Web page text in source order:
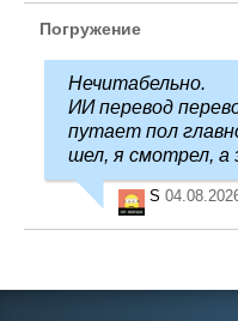
Погружение
Нечитабельно.
ИИ перевод
путает пол
шел, я смотрел,
S